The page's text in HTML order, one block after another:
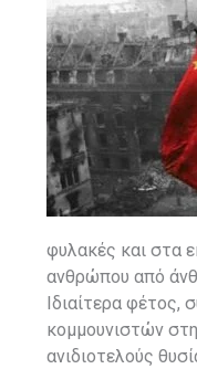
φυλακές και στα
ανθρώπου από
Ιδιαίτερα
κομμουνιστών
ανιδιοτελούς